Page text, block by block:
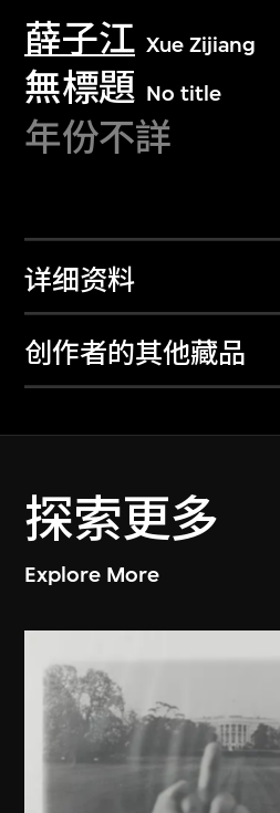
薛子江 Xue Zijiang
無標題 No title
年份不詳
详细资料
创作者的其他藏品
探索更多
Explore More
探索世界顶级的二十及
文化藏品。